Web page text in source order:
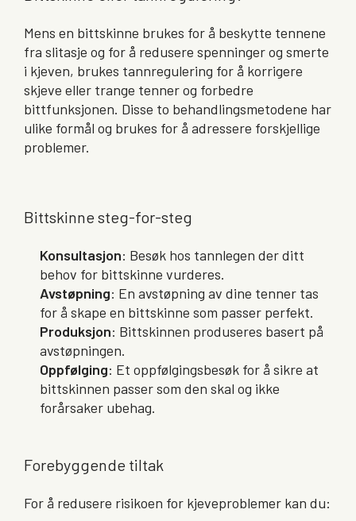
Mens en bittskinne brukes for å beskytte tennene
fra slitasje og for å redusere spenninger og smerte
i kjeven, brukes tannregulering for å korrigere
skjeve eller trange tenner og forbedre
bittfunksjonen. Disse to behandlingsmetodene har
ulike formål og brukes for å adressere forskjellige
problemer.
Bittskinne steg-for-steg
Konsultasjon: Besøk hos tannlegen der ditt
behov for bittskinne vurderes.
Avstøpning: En avstøpning av dine tenner tas
for å skape en bittskinne som passer perfekt.
Produksjon: Bittskinnen produseres basert på
avstøpningen.
Oppfølging: Et oppfølgingsbesøk for å sikre at
bittskinnen passer som den skal og ikke
forårsaker ubehag.
Forebyggende tiltak
For å redusere risikoen for kjeveproblemer kan du: